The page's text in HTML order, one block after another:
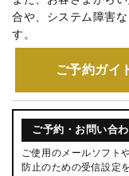
合や、システム障害
す。
ご予約ガイ
ご予約・お問い合
ご使用のメールソフト
防止のための受信設定